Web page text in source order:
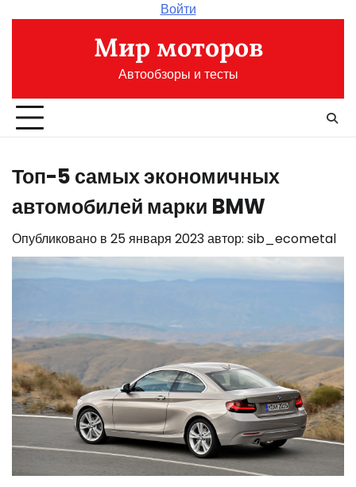
Войти
Мир моторов
Автообзоры и тесты
Топ-5 самых экономичных
автомобилей марки BMW
Опубликовано в 25 января 2023автор: sib_ecometal